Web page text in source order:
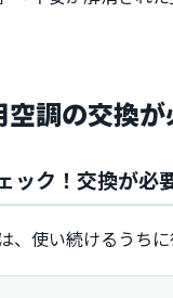
空調の交換
ック！交換が必
、使い続けるうち